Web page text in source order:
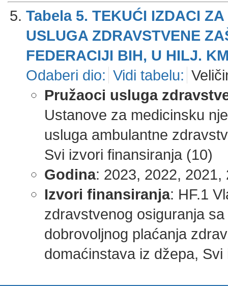
Tabela 5. TEKUĆI IZDACI
USLUGA ZDRAVSTVENE
FEDERACIJI BIH, U HILJ.
Odaberi dio: Vidi tabelu:
Pružaoci usluga
Ustanove za medicinsku
usluga ambulantne
Svi izvori finansiranja (10)
Godina: 2023, 2022,
Izvori finansiranja: HF.1
zdravstvenog osiguranja
dobrovoljnog plaćanja
domaćinstava iz džepa,